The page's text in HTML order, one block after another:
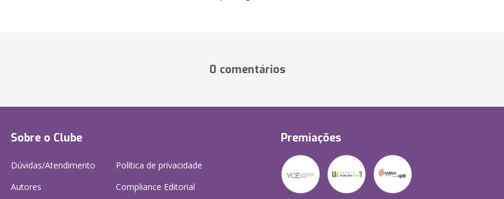
0 comentários
Sobre o Clube
Dúvidas/Atendimento
Autores
Política de privacidade
Compliance Editorial
Premiações